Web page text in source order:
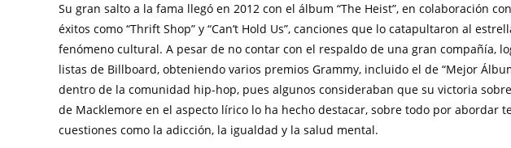
Su gran salto a la fama llegó en 2012 con el álbum “The Heist”, en colaboración
éxitos como “Thrift Shop” y “Can’t Hold Us”, canciones que lo catapultaron al
fenómeno cultural. A pesar de no contar con el respaldo de una gran compañía,
listas de Billboard, obteniendo varios premios Grammy, incluido el de “Mejor
dentro de la comunidad hip-hop, pues algunos consideraban que su victoria
de Macklemore en el aspecto lírico lo ha hecho destacar, sobre todo por abordar
cuestiones como la adicción, la igualdad y la salud mental.